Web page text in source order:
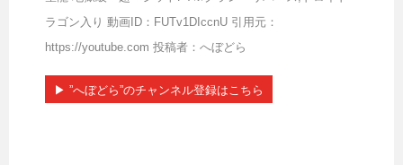
ラゴン入り 動画ID：FUTv1DIccnU 引用元：
https://youtube.com 投稿者：へぼどら
▶︎ ”へぼどら”のチャンネル登録はこちら